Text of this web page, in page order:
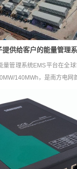
提供给客户的能量管理
量管理系统EMS平台在全
140MWh，是南方电网